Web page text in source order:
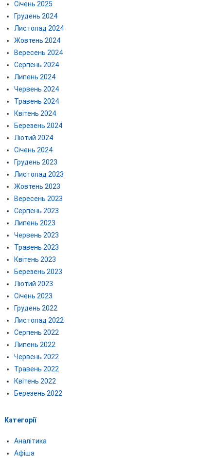
Січень 2025
Грудень 2024
Листопад 2024
Жовтень 2024
Вересень 2024
Серпень 2024
Липень 2024
Червень 2024
Травень 2024
Квітень 2024
Березень 2024
Лютий 2024
Січень 2024
Грудень 2023
Листопад 2023
Жовтень 2023
Вересень 2023
Серпень 2023
Липень 2023
Червень 2023
Травень 2023
Квітень 2023
Березень 2023
Лютий 2023
Січень 2023
Грудень 2022
Листопад 2022
Серпень 2022
Липень 2022
Червень 2022
Травень 2022
Квітень 2022
Березень 2022
Категорії
Аналітика
Афіша